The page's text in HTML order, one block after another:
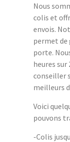
Nous
colis et
envois.
permet de
porte.
heures sur
conseiller
meilleurs
Voici
pouvons
-Colis